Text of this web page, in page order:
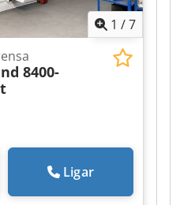
3x 400 V / 50 Hz -
kg
1 /7
8400-
Ligar